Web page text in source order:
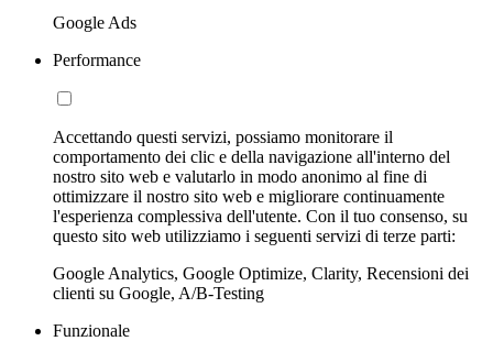
Google Ads
Performance
Accettando questi servizi, possiamo monitorare il
comportamento dei clic e della navigazione all'interno del
nostro sito web e valutarlo in modo anonimo al fine di
ottimizzare il nostro sito web e migliorare continuamente
l'esperienza complessiva dell'utente. Con il tuo consenso, su
questo sito web utilizziamo i seguenti servizi di terze parti:
Google Analytics, Google Optimize, Clarity, Recensioni dei
clienti su Google, A/B-Testing
Funzionale